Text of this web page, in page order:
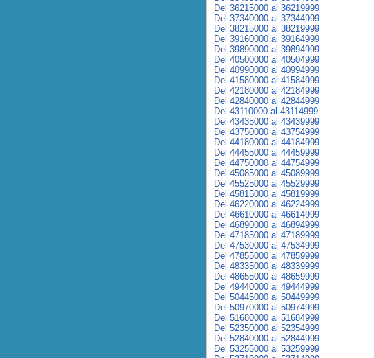
Del 36215000 al 36219999
Del 37340000 al 37344999
Del 38215000 al 38219999
Del 39160000 al 39164999
Del 39890000 al 39894999
Del 40500000 al 40504999
Del 40990000 al 40994999
Del 41580000 al 41584999
Del 42180000 al 42184999
Del 42840000 al 42844999
Del 43110000 al 43114999
Del 43435000 al 43439999
Del 43750000 al 43754999
Del 44180000 al 44184999
Del 44455000 al 44459999
Del 44750000 al 44754999
Del 45085000 al 45089999
Del 45525000 al 45529999
Del 45815000 al 45819999
Del 46220000 al 46224999
Del 46610000 al 46614999
Del 46890000 al 46894999
Del 47185000 al 47189999
Del 47530000 al 47534999
Del 47855000 al 47859999
Del 48335000 al 48339999
Del 48655000 al 48659999
Del 49440000 al 49444999
Del 50445000 al 50449999
Del 50970000 al 50974999
Del 51680000 al 51684999
Del 52350000 al 52354999
Del 52840000 al 52844999
Del 53255000 al 53259999